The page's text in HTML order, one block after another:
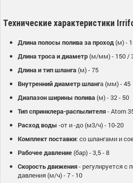
Технические характеристики
Длина полосы полива за проход(м) -
Длина троса и диаметр(м/мм) - 150 /
Длина и тип шланга(м) - 75
Внутренний диаметр шланга (мм) - 45
Диапазон ширины полива(м) - 32 - 50
Тип спринклера-распылителя- Atom
Расход воды -от и -до (м3/ч) - 10-20
Комплект поставки: со шлангами и
Рабочее давление(бар) - 3,5 - 8
Скорость движения- регулируется
давления (м/ч) - 7 - 10